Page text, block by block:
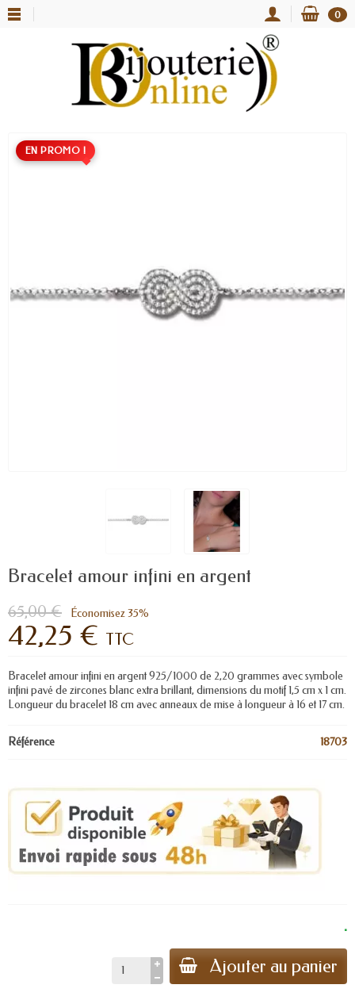
0
EN PROMO !
Bracelet amour infini en argent
65,00 € Économisez 35%
42,25 € TTC
Bracelet amour infini en argent 925/1000 de 2,20 grammes avec symbole
infini pavé de zircones blanc extra brillant, dimensions du motif 1,5 cm x 1 cm.
Longueur du bracelet 18 cm avec anneaux de mise à longueur à 16 et 17 cm.
Référence 18703
.
Ajouter au panier